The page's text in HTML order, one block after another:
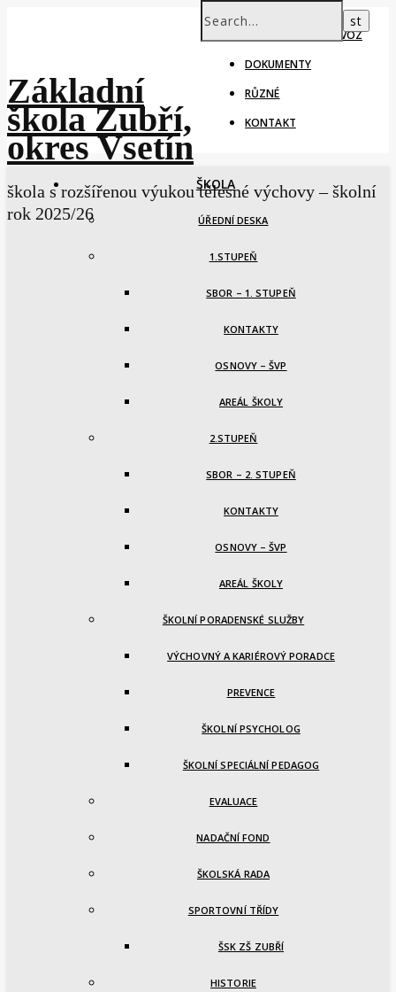
ŠKOLNÍ ROK – PROVOZ
DOKUMENTY
RŮZNÉ
KONTAKT
Základní
škola Zubří,
okres Vsetín
škola s rozšířenou výukou tělesné výchovy – školní
rok 2025/26
ŠKOLA
ÚŘEDNÍ DESKA
1.STUPEŇ
SBOR – 1. STUPEŇ
KONTAKTY
OSNOVY – ŠVP
AREÁL ŠKOLY
2.STUPEŇ
SBOR – 2. STUPEŇ
KONTAKTY
OSNOVY – ŠVP
AREÁL ŠKOLY
ŠKOLNÍ PORADENSKÉ SLUŽBY
VÝCHOVNÝ A KARIÉROVÝ PORADCE
PREVENCE
ŠKOLNÍ PSYCHOLOG
ŠKOLNÍ SPECIÁLNÍ PEDAGOG
EVALUACE
NADAČNÍ FOND
ŠKOLSKÁ RADA
SPORTOVNÍ TŘÍDY
ŠSK ZŠ ZUBŘÍ
HISTORIE